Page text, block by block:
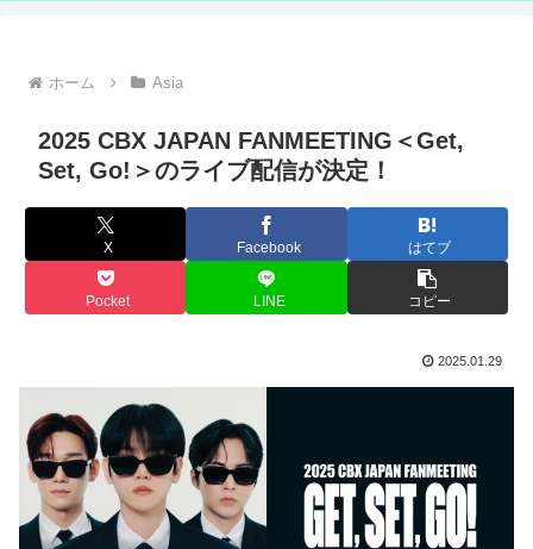
ホーム Asia
2025 CBX JAPAN FANMEETING＜Get,
Set, Go!＞のライブ配信が決定！
X Facebook はてブ
Pocket LINE コピー
2025.01.29